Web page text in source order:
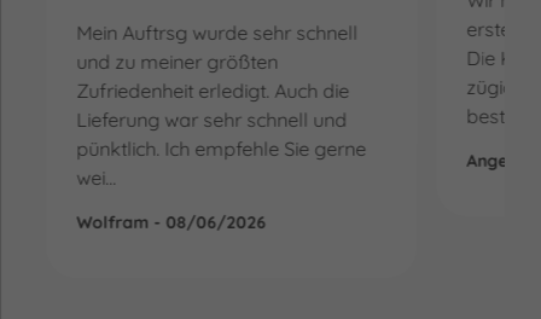
Mein Auftrsg wurde sehr schnell
und zu meiner größten
Zufriedenheit erledigt. Auch die
Lieferung war sehr schnell und
pünktlich. Ich empfehle Sie gerne
wei...
Wolfram - 08/06/2026
erste
Die
zügig.